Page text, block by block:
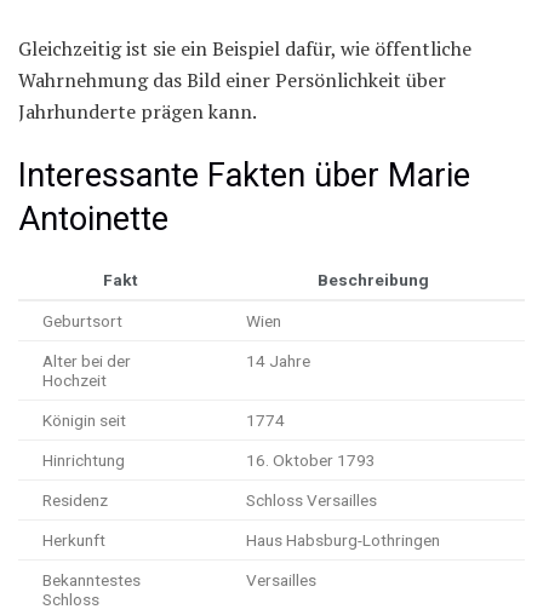
Gleichzeitig ist sie ein Beispiel dafür, wie öffentliche
Wahrnehmung das Bild einer Persönlichkeit über
Jahrhunderte prägen kann.
Interessante Fakten über Marie
Antoinette
Fakt Beschreibung
Geburtsort Wien
Alter bei der
Hochzeit
14 Jahre
Königin seit 1774
Hinrichtung 16. Oktober 1793
Residenz Schloss Versailles
Herkunft Haus Habsburg-Lothringen
Bekanntestes
Schloss
Versailles